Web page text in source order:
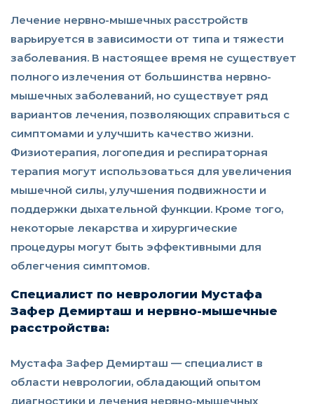
Лечение нервно-мышечных расстройств
варьируется в зависимости от типа и тяжести
заболевания. В настоящее время не существует
полного излечения от большинства нервно-
мышечных заболеваний, но существует ряд
вариантов лечения, позволяющих справиться с
симптомами и улучшить качество жизни.
Физиотерапия, логопедия и респираторная
терапия могут использоваться для увеличения
мышечной силы, улучшения подвижности и
поддержки дыхательной функции. Кроме того,
некоторые лекарства и хирургические
процедуры могут быть эффективными для
облегчения симптомов.
Специалист по неврологии Мустафа
Зафер Демирташ и нервно-мышечные
расстройства:
Мустафа Зафер Демирташ — специалист в
области неврологии, обладающий опытом
диагностики и лечения нервно-мышечных